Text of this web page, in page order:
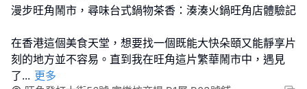
漫步旺角鬧市，尋味台式鍋物茶香：湊湊火鍋旺角店體驗記
在香港這個美食天堂，想要找一個既能大快朵頤又能靜享片
刻的地方並不容易。直到我在旺角這片繁華鬧市中，遇見
了... 更多